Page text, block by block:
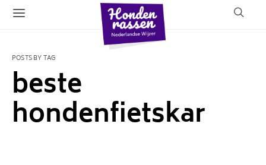
POSTS BY TAG
beste
hondenfietskar